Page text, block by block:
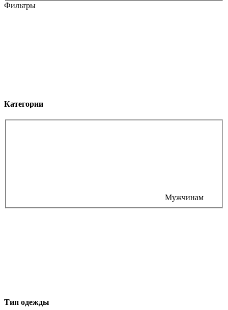
Фильтры
Категории
Мужчинам
Тип одежды